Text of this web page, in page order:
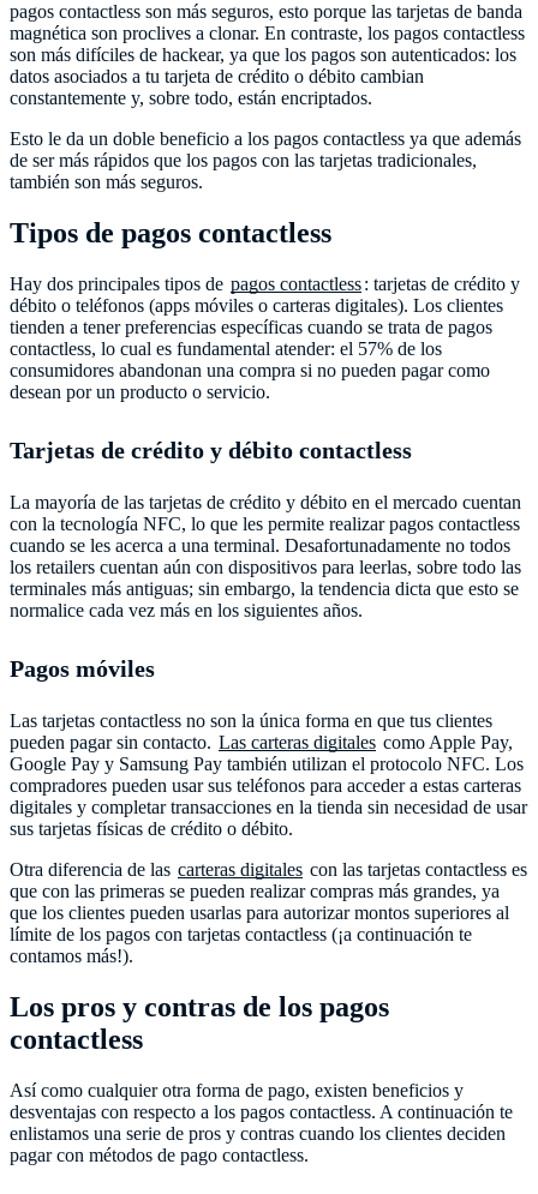
pagos contactless son más seguros, esto porque las tarjetas de banda
magnética son proclives a clonar. En contraste, los pagos contactless
son más difíciles de hackear, ya que los pagos son autenticados: los
datos asociados a tu tarjeta de crédito o débito cambian
constantemente y, sobre todo, están encriptados.
Esto le da un doble beneficio a los pagos contactless ya que además
de ser más rápidos que los pagos con las tarjetas tradicionales,
también son más seguros.
Tipos de pagos contactless
Hay dos principales tipos de pagos contactless: tarjetas de crédito y
débito o teléfonos (apps móviles o carteras digitales). Los clientes
tienden a tener preferencias específicas cuando se trata de pagos
contactless, lo cual es fundamental atender: el 57% de los
consumidores abandonan una compra si no pueden pagar como
desean por un producto o servicio.
Tarjetas de crédito y débito contactless
La mayoría de las tarjetas de crédito y débito en el mercado cuentan
con la tecnología NFC, lo que les permite realizar pagos contactless
cuando se les acerca a una terminal. Desafortunadamente no todos
los retailers cuentan aún con dispositivos para leerlas, sobre todo las
terminales más antiguas; sin embargo, la tendencia dicta que esto se
normalice cada vez más en los siguientes años.
Pagos móviles
Las tarjetas contactless no son la única forma en que tus clientes
pueden pagar sin contacto. Las carteras digitales como Apple Pay,
Google Pay y Samsung Pay también utilizan el protocolo NFC. Los
compradores pueden usar sus teléfonos para acceder a estas carteras
digitales y completar transacciones en la tienda sin necesidad de usar
sus tarjetas físicas de crédito o débito.
Otra diferencia de las carteras digitales con las tarjetas contactless es
que con las primeras se pueden realizar compras más grandes, ya
que los clientes pueden usarlas para autorizar montos superiores al
límite de los pagos con tarjetas contactless (¡a continuación te
contamos más!).
Los pros y contras de los pagos
contactless
Así como cualquier otra forma de pago, existen beneficios y
desventajas con respecto a los pagos contactless. A continuación te
enlistamos una serie de pros y contras cuando los clientes deciden
pagar con métodos de pago contactless.